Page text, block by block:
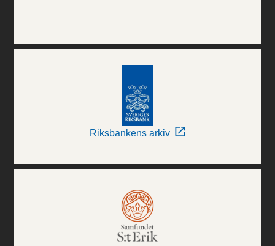
Riksbankens arkiv